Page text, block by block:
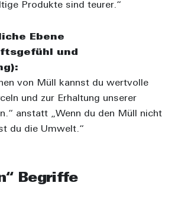
Produkte sind teurer.“
Ebene
und
von Müll kannst du wertvolle
und zur Erhaltung unserer
anstatt „Wenn du den Müll nicht
du die Umwelt.“
Begriffe